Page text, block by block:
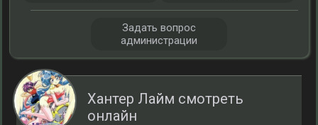
Хантер Лайм смотреть
онлайн
Задать вопрос
администрации